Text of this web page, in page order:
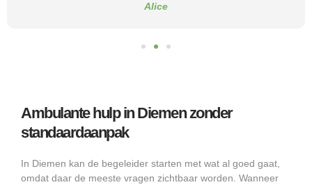
Alice
Ambulante hulp in Diemen zonder
standaardaanpak
In Diemen kan de begeleider starten met wat al goed gaat,
omdat daar de meeste vragen zichtbaar worden. Wanneer